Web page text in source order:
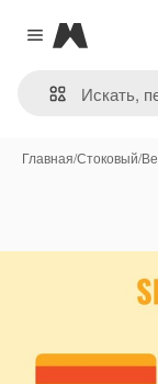
Close menu
Magnific
Главная/Стоковый/